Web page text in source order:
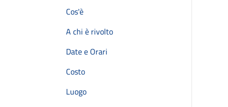
Cos'è
A chi è rivolto
Date e Orari
Costo
Luogo